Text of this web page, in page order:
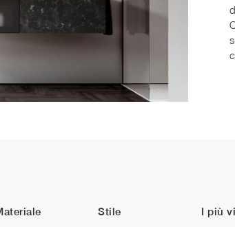
Stile I più